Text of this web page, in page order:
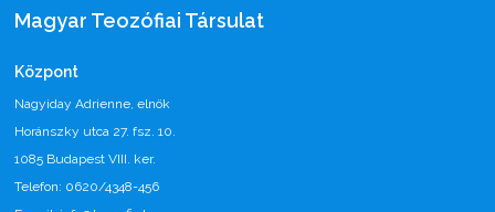
Magyar Teozófiai Társulat
Központ
Nagyiday Adrienne, elnök
Horánszky utca 27. fsz. 10.
1085 Budapest VIII. ker.
Telefon: 0620/4348-456